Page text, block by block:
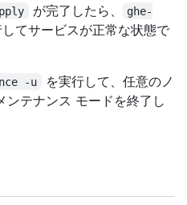
が完了したら、
ghe-
してサービスが正常な状態で
-u
を実行して、任意のノ
ンテナンス モードを終了し